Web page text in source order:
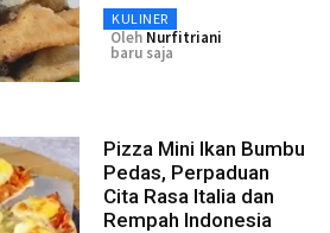
KULINER
Oleh Nurfitriani
baru saja
Pizza Mini Ikan Bumbu
Pedas, Perpaduan
Cita Rasa Italia dan
Rempah Indonesia